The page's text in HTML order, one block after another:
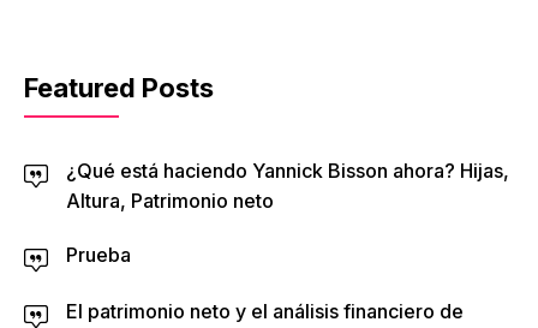
Featured Posts
¿Qué está haciendo Yannick Bisson ahora? Hijas,
Altura, Patrimonio neto
Prueba
El patrimonio neto y el análisis financiero de